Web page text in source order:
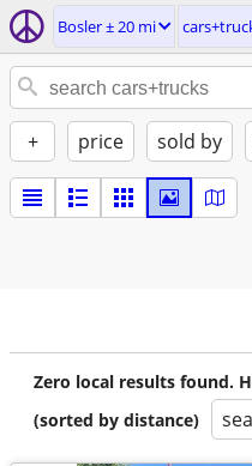
Bosler ± 20 mi
+ price sold by
Zero local results found.
(sorted by distance)